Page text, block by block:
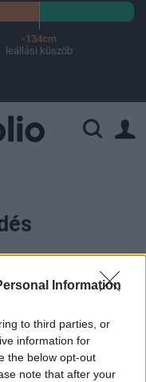
Information
to third parties, or
information for
the below opt-out
note that after your
-134cm
leállási küszöb
eredményről
hír, hiszen a